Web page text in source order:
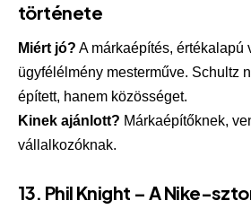
története
Miért jó? A márkaépítés, értékalapú
ügyfélélmény mesterműve. Schultz
épített, hanem közösséget.
Kinek ajánlott? Márkaépítőknek,
vállalkozóknak.
13. Phil Knight – A Nike-